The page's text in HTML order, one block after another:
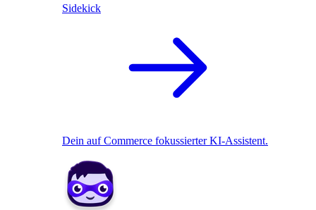
Sidekick
Dein auf Commerce fokussierter KI-Assistent.